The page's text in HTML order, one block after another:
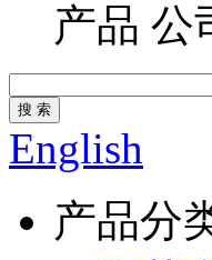
产品 公
搜 索
English
产品分